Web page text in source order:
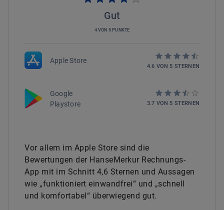
Gut
4 VON 5 PUNKTE
Apple Store
4.6 VON 5 STERNEN
Google
Playstore
3.7 VON 5 STERNEN
Vor allem im Apple Store sind die
Bewertungen der HanseMerkur Rechnungs-
App mit im Schnitt 4,6 Sternen und Aussagen
wie „funktioniert einwandfrei“ und „schnell
und komfortabel“ überwiegend gut.